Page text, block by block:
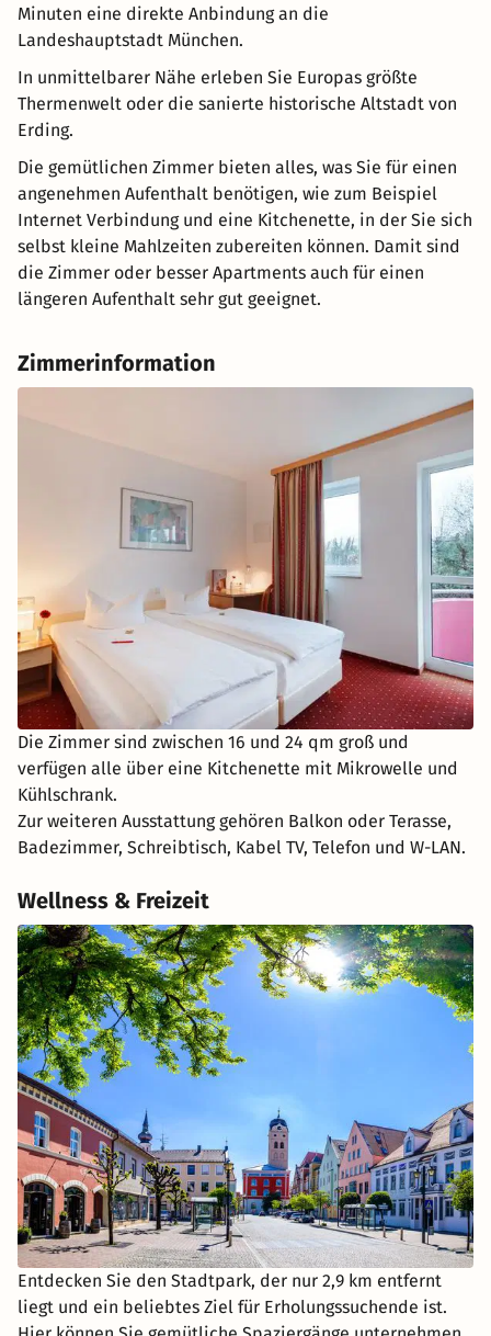
Minuten eine direkte Anbindung an die
Landeshauptstadt München.
In unmittelbarer Nähe erleben Sie Europas größte
Thermenwelt oder die sanierte historische Altstadt von
Erding.
Die gemütlichen Zimmer bieten alles, was Sie für einen
angenehmen Aufenthalt benötigen, wie zum Beispiel
Internet Verbindung und eine Kitchenette, in der Sie sich
selbst kleine Mahlzeiten zubereiten können. Damit sind
die Zimmer oder besser Apartments auch für einen
längeren Aufenthalt sehr gut geeignet.
Zimmerinformation
Die Zimmer sind zwischen 16 und 24 qm groß und
verfügen alle über eine Kitchenette mit Mikrowelle und
Kühlschrank.
Zur weiteren Ausstattung gehören Balkon oder Terasse,
Badezimmer, Schreibtisch, Kabel TV, Telefon und W-LAN.
Wellness & Freizeit
Entdecken Sie den Stadtpark, der nur 2,9 km entfernt
liegt und ein beliebtes Ziel für Erholungssuchende ist.